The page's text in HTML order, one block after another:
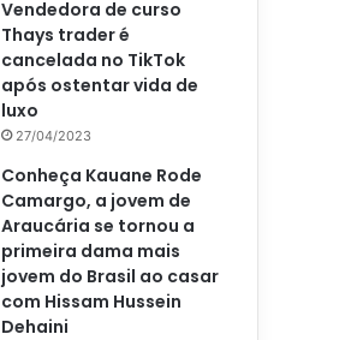
Vendedora de curso
Thays trader é
cancelada no TikTok
após ostentar vida de
luxo
27/04/2023
Conheça Kauane Rode
Camargo, a jovem de
Araucária se tornou a
primeira dama mais
jovem do Brasil ao casar
com Hissam Hussein
Dehaini